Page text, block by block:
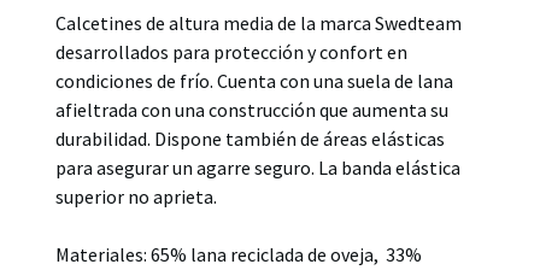
Calcetines de altura media de la marca Swedteam
desarrollados para protección y confort en
condiciones de frío. Cuenta con una suela de lana
afieltrada con una construcción que aumenta su
durabilidad. Dispone también de áreas elásticas
para asegurar un agarre seguro. La banda elástica
superior no aprieta.
Materiales: 65% lana reciclada de oveja, 33%